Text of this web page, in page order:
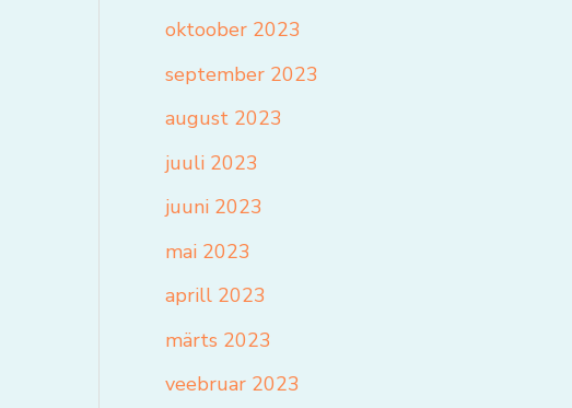
oktoober 2023
september 2023
august 2023
juuli 2023
juuni 2023
mai 2023
aprill 2023
märts 2023
veebruar 2023